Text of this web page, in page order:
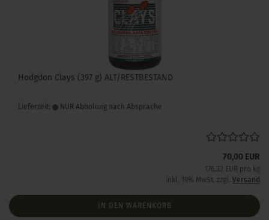
Hodgdon Clays (397 g) ALT/RESTBESTAND
Lieferzeit: NUR Abholung nach Absprache
70,00 EUR
176,32 EUR pro kg
inkl. 19% MwSt. zzgl. Versand
IN DEN WARENKORB